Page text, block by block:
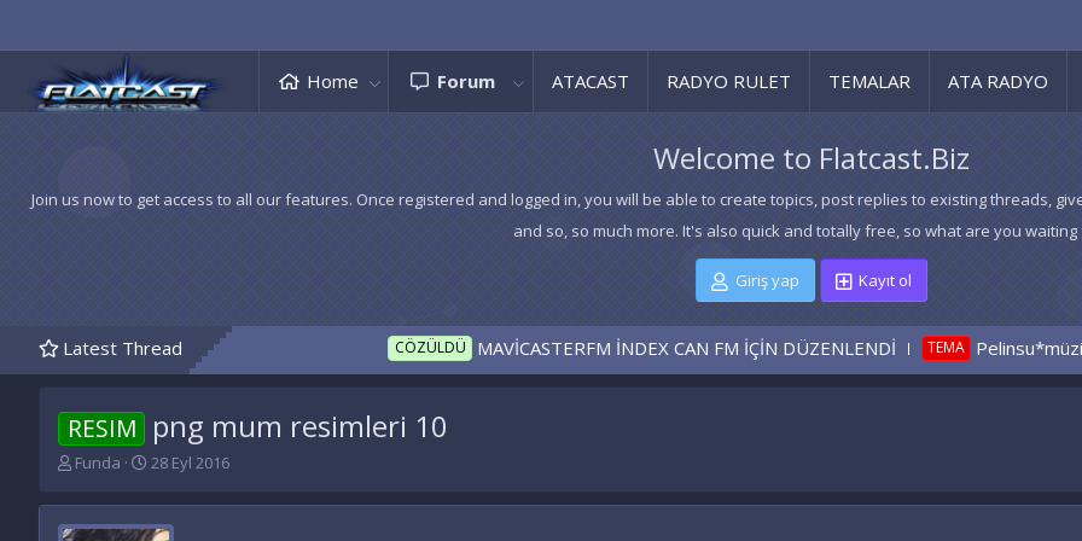
Home Forum ATACAST RADYO RULET TEMALAR ATA RADYO
Welcome to Flatcast.Biz
Join us now to get access to all our features. Once registered and logged in, you will be able to create topics, post replies to existing threads,
and so, so much more. It's also quick and totally free, so what are you waiting
Giriş yap Kayıt ol
Latest Thread CÖZÜLDÜ MAVİCASTERFM İNDEX CAN FM İÇİN DÜZENLENDİ TEMA Pelinsu*müzik tema TEMA
RESIM png mum resimleri 10
K
n
u
Funda
B
ş
l
28 Eyl 2016